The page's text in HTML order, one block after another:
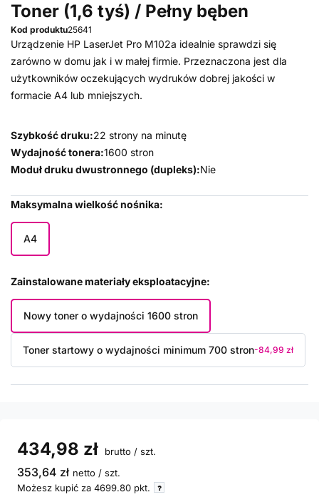
Toner (1,6 tyś) / Pełny bęben
Kod produktu25641
Urządzenie HP LaserJet Pro M102a idealnie sprawdzi się
zarówno w domu jak i w małej firmie. Przeznaczona jest dla
użytkowników oczekujących wydruków dobrej jakości w
formacie A4 lub mniejszych.
Szybkość druku:22 strony na minutę
Wydajność tonera:1600 stron
Moduł druku dwustronnego (dupleks):Nie
Maksymalna wielkość nośnika
A4
Zainstalowane materiały eksploatacyjne
Nowy toner o wydajności 1600 stron
Toner startowy o wydajności minimum 700 stron-84,99 zł
434,98 zł brutto / szt.
353,64 zł netto / szt.
Możesz kupić za 4699.80 pkt.